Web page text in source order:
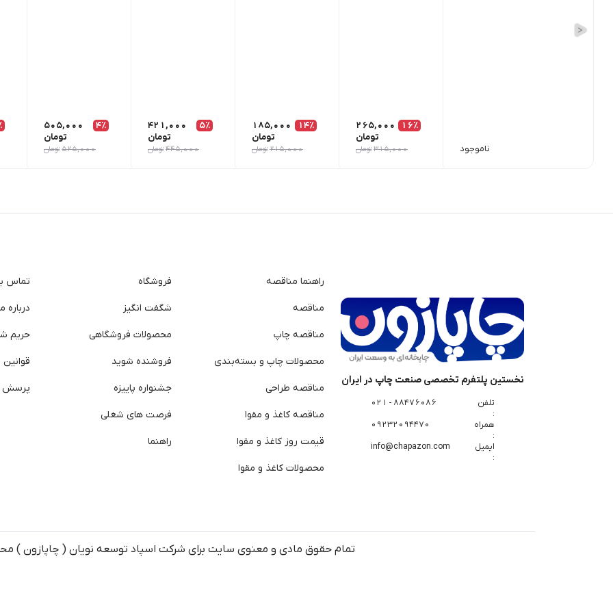
ناموجود
16٪
265,000
تومان
315,000 تومان
14٪
185,000
تومان
215,000 تومان
5٪
421,000
تومان
445,000 تومان
4٪
505,000
تومان
525,000 تومان
نخستین پلتفرم تخصصی صنعت چاپ در ایران
تلفن
:
88476086 - 021
همراه
:
09232094470
ایمیل
:
info@chapazon.com
راهنما مناقصه
مناقصه
مناقصه چاپ
محصولات چاپ و بسته‌بندی
مناقصه طراحی
مناقصه کاغذ و مقوا
قیمت روز کاغذ و مقوا
محصولات کاغذ و مقوا
فروشگاه
شگفت انگیز
محصولات فروشگاهی
فروشنده شوید
جشنواره پاییزه
فرصت های شغلی
راهنما
تماس
درباره
حریم
پرسش
تمام حقوق مادی و معنوی سایت برای شرکت اسپاد توسعه نویان ( چاپازون )